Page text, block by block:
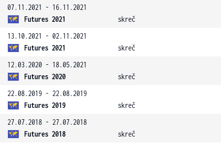
07.11.2021 - 16.11.2021
Futures 2021
skreč
13.10.2021 - 02.11.2021
Futures 2021
skreč
12.03.2020 - 18.05.2021
Futures 2020
skreč
22.08.2019 - 22.08.2019
Futures 2019
skreč
27.07.2018 - 27.07.2018
Futures 2018
skreč